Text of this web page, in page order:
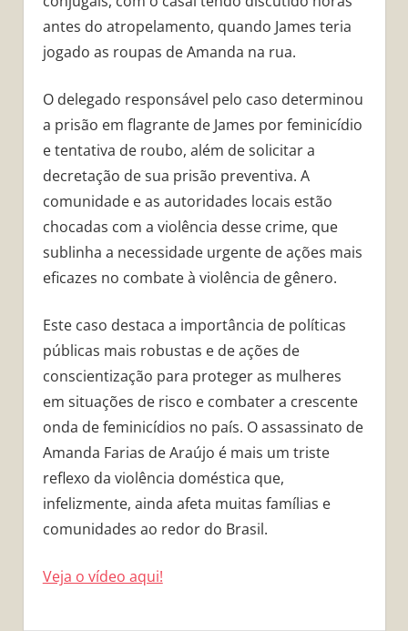
antes do atropelamento, quando James teria
jogado as roupas de Amanda na rua.
O delegado responsável pelo caso determinou
a prisão em flagrante de James por feminicídio
e tentativa de roubo, além de solicitar a
decretação de sua prisão preventiva. A
comunidade e as autoridades locais estão
chocadas com a violência desse crime, que
sublinha a necessidade urgente de ações mais
eficazes no combate à violência de gênero.
Este caso destaca a importância de políticas
públicas mais robustas e de ações de
conscientização para proteger as mulheres
em situações de risco e combater a crescente
onda de feminicídios no país. O assassinato de
Amanda Farias de Araújo é mais um triste
reflexo da violência doméstica que,
infelizmente, ainda afeta muitas famílias e
comunidades ao redor do Brasil.
Veja o vídeo aqui!